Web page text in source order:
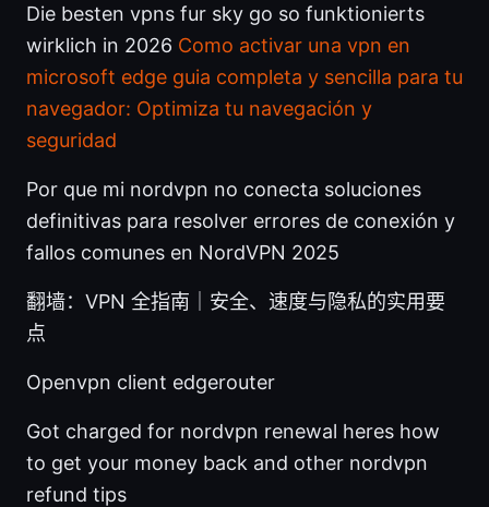
Die besten vpns fur sky go so funktionierts
wirklich in 2026 Como activar una vpn en
microsoft edge guia completa y sencilla para tu
navegador: Optimiza tu navegación y
seguridad
Por que mi nordvpn no conecta soluciones
definitivas para resolver errores de conexión y
fallos comunes en NordVPN 2025
翻墙：VPN 全指南｜安全、速度与隐私的实用要
点
Openvpn client edgerouter
Got charged for nordvpn renewal heres how
to get your money back and other nordvpn
refund tips